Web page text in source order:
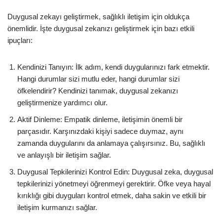
Duygusal zekayı geliştirmek, sağlıklı iletişim için oldukça
önemlidir. İşte duygusal zekanızı geliştirmek için bazı etkili
ipuçları:
Kendinizi Tanıyın: İlk adım, kendi duygularınızı fark etmektir.
Hangi durumlar sizi mutlu eder, hangi durumlar sizi
öfkelendirir? Kendinizi tanımak, duygusal zekanızı
geliştirmenize yardımcı olur.
Aktif Dinleme: Empatik dinleme, iletişimin önemli bir
parçasıdır. Karşınızdaki kişiyi sadece duymaz, aynı
zamanda duygularını da anlamaya çalışırsınız. Bu, sağlıklı
ve anlayışlı bir iletişim sağlar.
Duygusal Tepkilerinizi Kontrol Edin: Duygusal zeka, duygusal
tepkilerinizi yönetmeyi öğrenmeyi gerektirir. Öfke veya hayal
kırıklığı gibi duyguları kontrol etmek, daha sakin ve etkili bir
iletişim kurmanızı sağlar.